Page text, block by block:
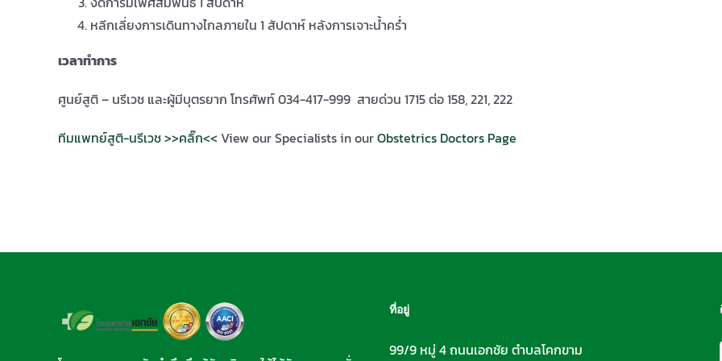
หลีกเลี่ยงการเดินทางไกลภายใน 1 สัปดาห์ หลังการเจาะน้ำคร่ำ
เวลาทำการ
ศูนย์สูติ – นรีเวช และผู้มีบุตรยาก โทรศัพท์ 034-417-999 สายด่วน 1715 ต่อ 158, 221, 222
ทีมแพทย์สูติ-นรีเวช >>คลิ๊ก<< View our Specialists in ourObstetrics Doctors Page
ที่อยู่
99/9 หมู่ 4 ถนนเอกชัย ตำบลโคกขาม